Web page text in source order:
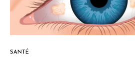
SANTÉ